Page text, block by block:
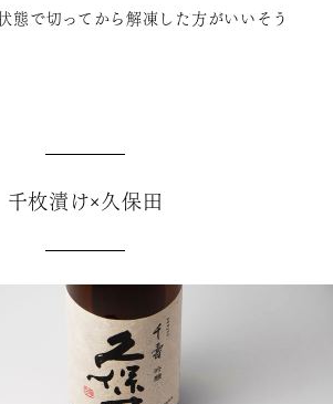
態で切ってから解凍した方がいいそう
千枚漬け×久保田